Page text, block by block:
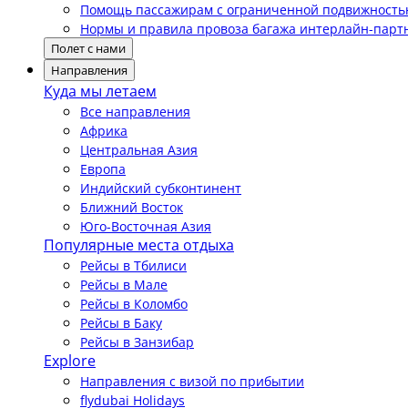
Помощь пассажирам с ограниченной
Нормы и правила провоза багажа интерлайн-
Полет с нами
Направления
Куда мы летаем
Все направления
Африка
Центральная Азия
Европа
Индийский субконтинент
Ближний Восток
Юго-Восточная Азия
Популярные места отдыха
Рейсы в Тбилиси
Рейсы в Мале
Рейсы в Коломбо
Рейсы в Баку
Рейсы в Занзибар
Explore
Направления с визой по прибытии
flydubai Holidays